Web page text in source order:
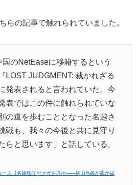
らの記事で触れられていました。
のNetEaseに移籍するという
LOST JUDGMENT: 裁かれざる
発表されると言われていた。今
表ではこの件に触れられていな
の道を歩むこととなった名越さ
戦も、我々の今後と共に見守り
らと思います」と話している。
ース【名越稔洋がセガを退社――横山昌義が龍が如